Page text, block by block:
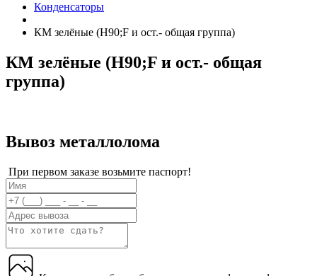
Конденсаторы
КМ зелёные (H90;F и ост.- общая группа)
КМ зелёные (H90;F и ост.- общая
группа)
Вывоз металлолома
При первом заказе возьмите паспорт!